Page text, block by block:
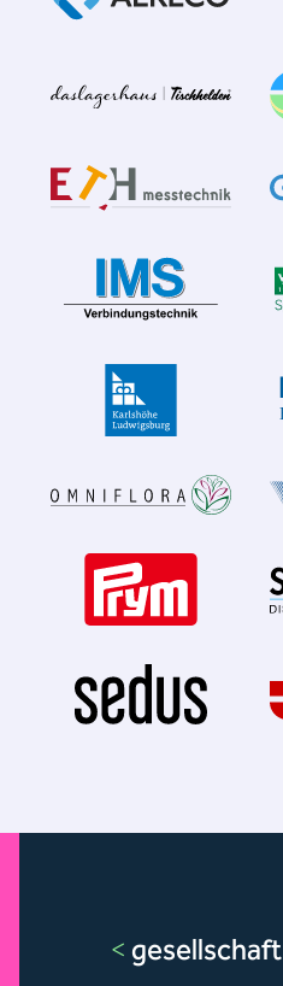
<gesellschaft